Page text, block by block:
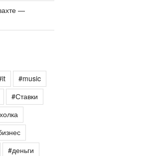
—
#music
#Ставки
#деньги